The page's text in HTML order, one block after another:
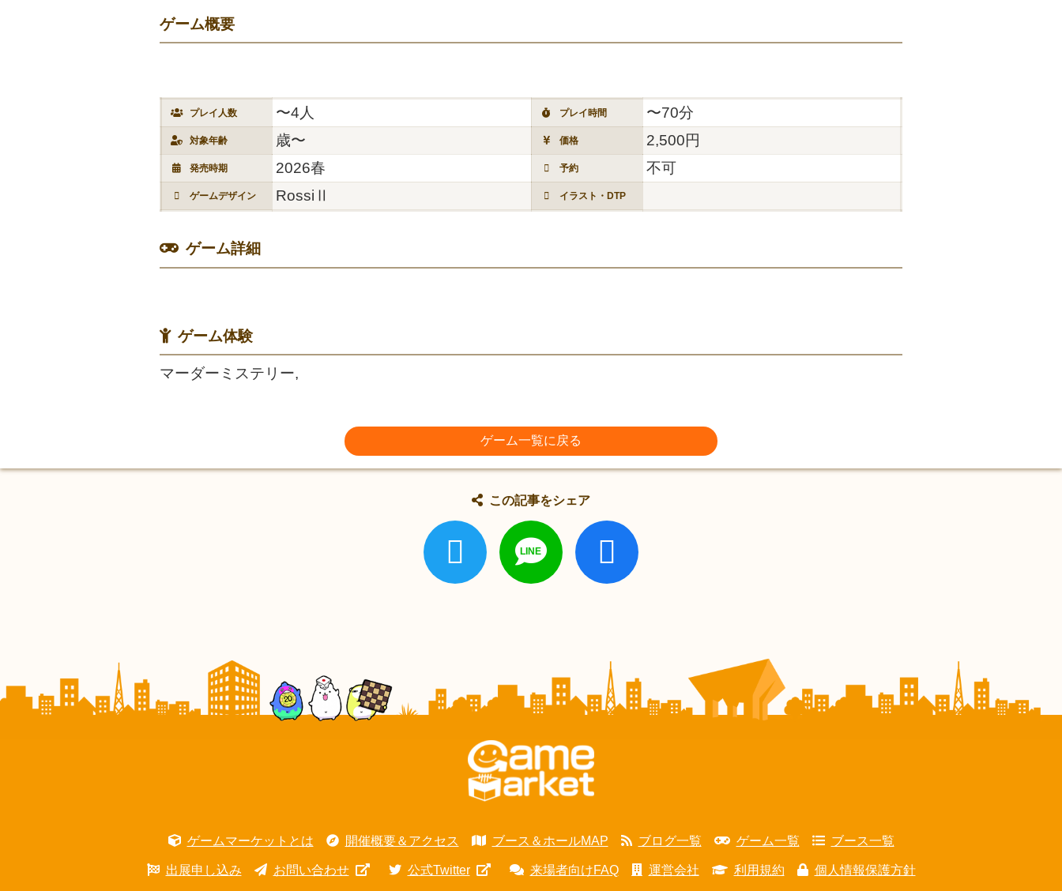
ゲーム概要
プレイ人数 〜4人 プレイ時間 〜70分
対象年齢 歳〜 価格 2,500円
発売時期 2026春 予約 不可
ゲームデザイン RossiⅡ イラスト・DTP
ゲーム詳細
ゲーム体験
マーダーミステリー,
ゲーム一覧に戻る
この記事をシェア
ゲームマーケットとは 開催概要＆アクセス ブース＆ホールMAP ブログ一覧 ゲーム一覧 ブース一覧
出展申し込み お問い合わせ 公式Twitter 来場者向けFAQ 運営会社 利用規約 個人情報保護方針